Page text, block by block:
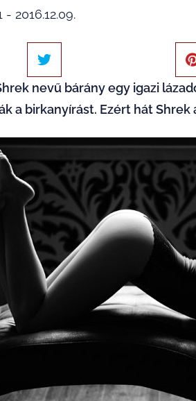
2016.12.09.
nevű bárány egy igazi
a birkanyírást. Ezért hát